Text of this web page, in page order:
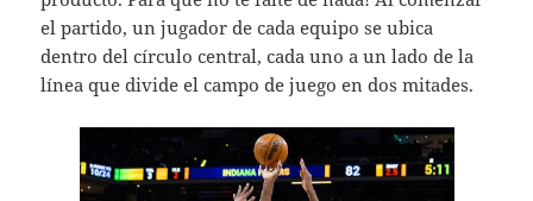
el partido, un jugador de cada equipo se ubica
dentro del círculo central, cada uno a un lado de la
línea que divide el campo de juego en dos mitades.